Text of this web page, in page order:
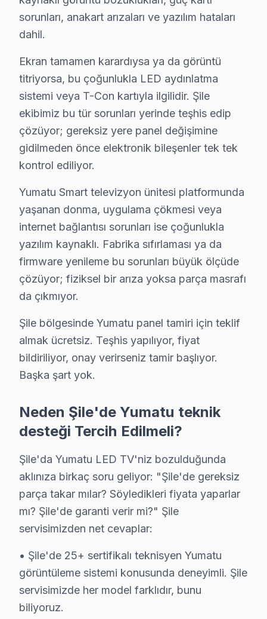
Şile'de Yumatu TV Servisi Hakkında Kısa
Şile'de Yumatu akıllı TV servis sorunuza tek
Yumatu TV Arıza ve Servis Profili
✓ 15+ Yıl Deneyim
✓ Yazılı Garanti Belgesi
✓ Orijinal Yedek Parça
Yumatu Arıza İstatistikleri: Şile Örneği
Şile ilçesi, coğrafi olarak İstanbul'un
Şile’nin ulaşım ağı, İstanbul'a olan bağlantıları
Yumatu marka televizyonlarının bu bölgedeki
Bölgeye özgü somut gözlemler, Şile ilçesinde
Şile Demografisi ve Yumatu TV Kullanım
Yumatu cihaz'lerde Şile bölgesinden gelen en sık 5
1.Panel Arızası
Neden: Yumatu TV'lerde kullanılan panel
2025 Türkiye Fiyatı: ₺1.500 - ₺2.500 aralığında.
2.
Fiziksel Belirti: Televizyon açıldığında güç ışığı
Neden: Güç kartlarında kullanılan zayıf
2025 Türkiye Fiyatı: ₺1.000 - ₺1.800 aralığında.
3.Yazılım Sorunu
Fiziksel Belirti: Cihazın açılması sırasında
Neden: Yazılım güncellemeleri için kullanılan
2025 Türkiye Fiyatı: ₺500 - ₺1.200 aralığında.
sorunları, anakart arızaları ve yazılım hataları
dahil.
Ekran tamamen karardıysa ya da görüntü
titriyorsa, bu çoğunlukla LED aydınlatma
sistemi veya T-Con kartıyla ilgilidir. Şile
ekibimiz bu tür sorunları yerinde teşhis edip
çözüyor; gereksiz yere panel değişimine
gidilmeden önce elektronik bileşenler tek tek
kontrol ediliyor.
Yumatu Smart televizyon ünitesi platformunda
yaşanan donma, uygulama çökmesi veya
internet bağlantısı sorunları ise çoğunlukla
yazılım kaynaklı. Fabrika sıfırlaması ya da
firmware yenileme bu sorunları büyük ölçüde
çözüyor; fiziksel bir arıza yoksa parça masrafı
da çıkmıyor.
Şile bölgesinde Yumatu panel tamiri için teklif
almak ücretsiz. Teşhis yapılıyor, fiyat
bildiriliyor, onay verirseniz tamir başlıyor.
Başka şart yok.
Neden Şile'de Yumatu teknik
desteği Tercih Edilmeli?
Şile'da Yumatu LED TV'niz bozulduğunda
aklınıza birkaç soru geliyor: "Şile'de gereksiz
parça takar mılar? Söyledikleri fiyata yaparlar
mı? Şile'de garanti verir mi?" Şile
servisimizden net cevaplar:
• Şile'de 25+ sertifikalı teknisyen Yumatu
görüntüleme sistemi konusunda deneyimli. Şile
servisimizde her model farklıdır, bunu
biliyoruz.